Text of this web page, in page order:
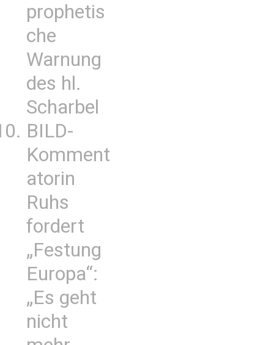
prophetis
che
Warnung
des hl.
Scharbel
BILD-
Komment
atorin
Ruhs
fordert
„Festung
Europa“:
„Es geht
nicht